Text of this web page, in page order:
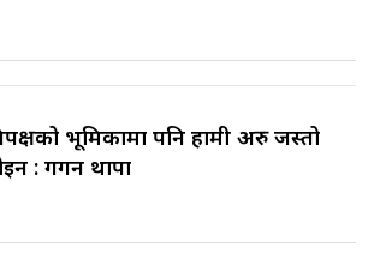
भूमिकामा पनि हामी अरु जस्तो
: गगन थापा